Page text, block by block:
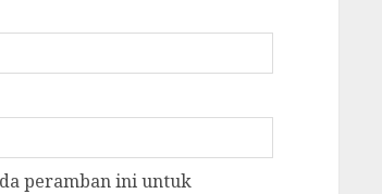
peramban ini untuk